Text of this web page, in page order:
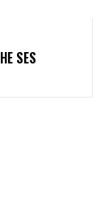
SES